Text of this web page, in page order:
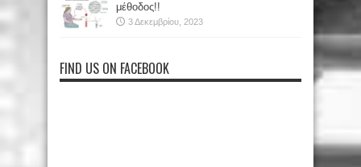
μέθοδος!!
3 Δεκεμβρίου, 2023
FIND US ON FACEBOOK